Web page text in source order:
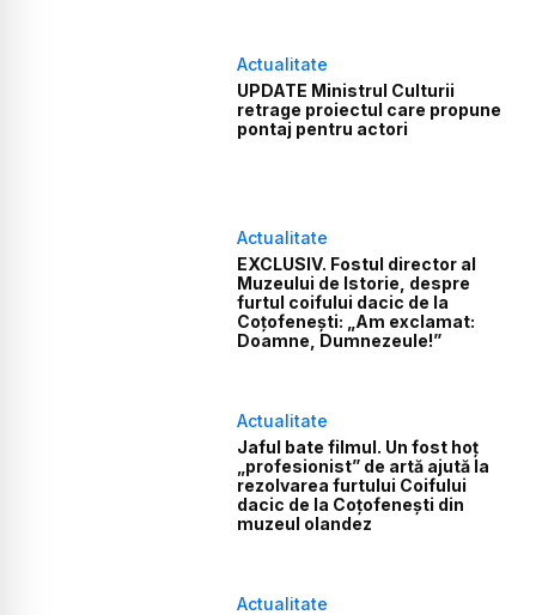
Actualitate
UPDATE Ministrul Culturii
retrage proiectul care propune
pontaj pentru actori
Actualitate
EXCLUSIV. Fostul director al
Muzeului de Istorie, despre
furtul coifului dacic de la
Coțofenești: „Am exclamat:
Doamne, Dumnezeule!”
Actualitate
Jaful bate filmul. Un fost hoț
„profesionist” de artă ajută la
rezolvarea furtului Coifului
dacic de la Coțofenești din
muzeul olandez
Actualitate